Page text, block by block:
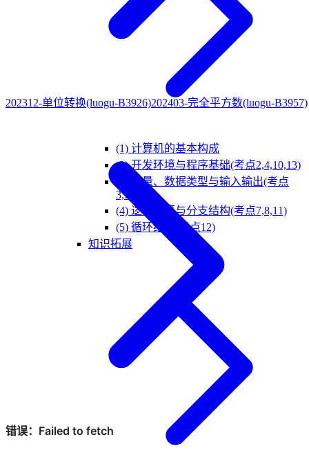
(1) 计算机的基本构成
(2) 开发环境与程序基础(考点2,4,10,13)
(3) 变量、数据类型与输入输出(考点
3,5,6,9)
(4) 逻辑运算与分支结构(考点7,8,11)
(5) 循环结构(考点12)
知识拓展
202312-单位转换(luogu-B3926)202403-完全平方数(luogu-B3957)